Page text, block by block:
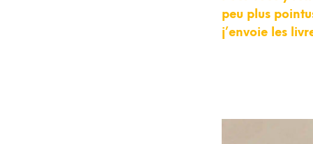
peu plus
j’envoie les